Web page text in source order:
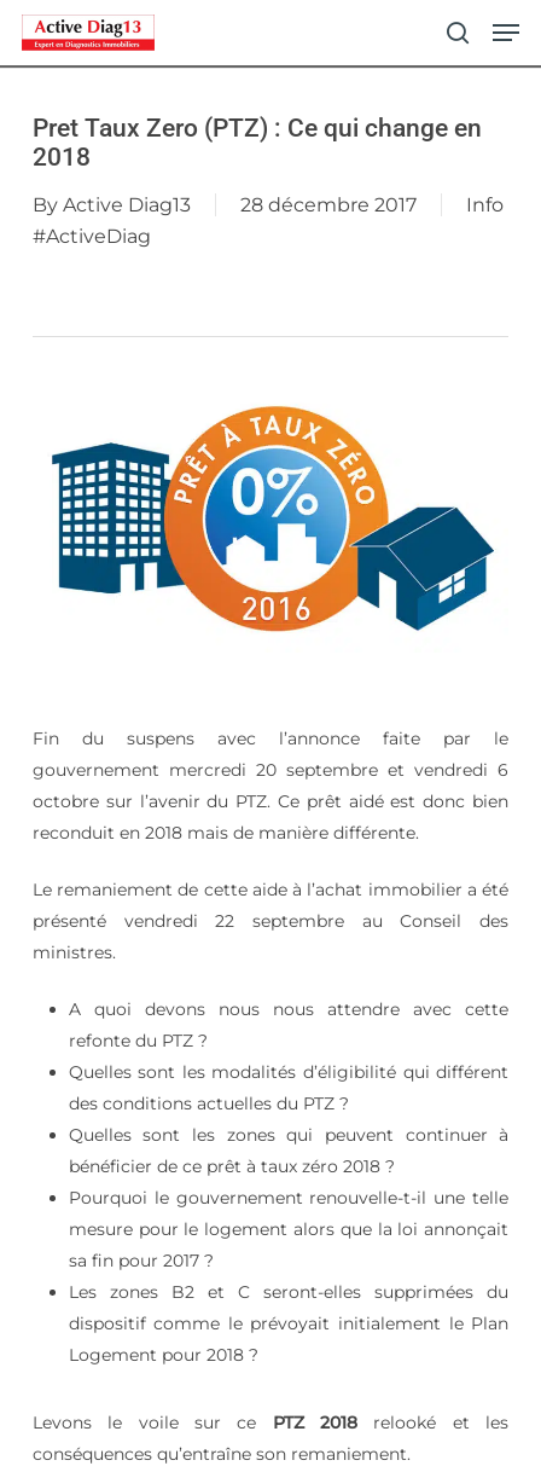
Skip
Pret Taux Zero (PTZ) : Ce qui change en
2018
By Active Diag13 28 décembre 2017
Info
#ActiveDiag
Fin du suspens avec l’annonce faite par le
gouvernement mercredi 20 septembre et vendredi 6
octobre sur l’avenir du PTZ. Ce prêt aidé est donc bien
reconduit en 2018 mais de manière différente.
Le remaniement de cette aide à l’achat immobilier a été
présenté vendredi 22 septembre au Conseil des
ministres.
A quoi devons nous nous attendre avec cette
refonte du PTZ ?
Quelles sont les modalités d’éligibilité qui différent
des conditions actuelles du PTZ ?
Quelles sont les zones qui peuvent continuer à
bénéficier de ce prêt à taux zéro 2018 ?
Pourquoi le gouvernement renouvelle-t-il une telle
mesure pour le logement alors que la loi annonçait
sa fin pour 2017 ?
Les zones B2 et C seront-elles supprimées du
dispositif comme le prévoyait initialement le Plan
Logement pour 2018 ?
Levons le voile sur ce PTZ 2018 relooké et les
conséquences qu’entraîne son remaniement.